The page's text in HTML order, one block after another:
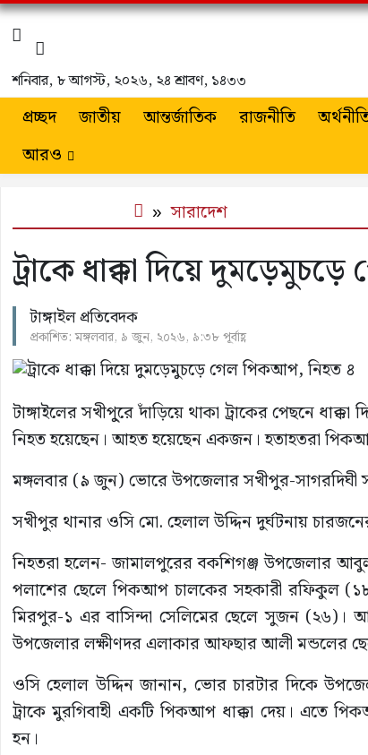
শনিবার,৮ আগস্ট, ২০২৬,২৪ শ্রাবণ, ১৪৩৩
প্রচ্ছদ জাতীয় আন্তর্জাতিক রাজনীতি
আরও
সারাদেশ
ট্রাকে ধাক্কা দিয়ে
টাঙ্গাইল প্রতিবেদক
প্রকাশিত: মঙ্গলবার, ৯ জুন, ২০২৬, ৯:৩৮ পূর্বাহ্ণ
টাঙ্গাইলের সখীপু্রে দাঁড়িয়ে থাকা ট্রাকের পেছনে
নিহত হয়েছেন। আহত হয়েছেন একজন। হতাহতরা
মঙ্গলবার (৯ জুন) ভোরে উপজেলার সখীপুর-সাগরদিঘী
সখীপুর থানার ওসি মো. হেলাল উদ্দিন দুর্ঘটনায়
নিহতরা হলেন- জামালপুরের বকশিগঞ্জ উপজেলার
পলাশের ছেলে পিকআপ চালকের সহকারী রফিকুল
মিরপুর-১ এর বাসিন্দা সেলিমের ছেলে সুজন (২৬)।
উপজেলার লক্ষীণদর এলাকার আফছার আলী মন্ডলের
ওসি হেলাল উদ্দিন জানান, ভোর চারটার দিকে
ট্রাকে মুরগিবাহী একটি পিকআপ ধাক্কা দেয়। এতে
হন।